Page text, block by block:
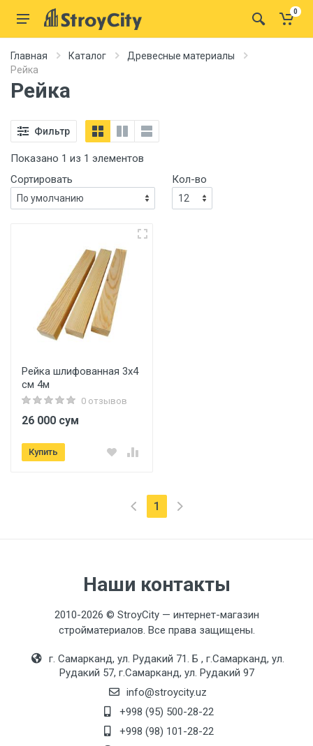
0
Главная Каталог
Древесные материалы
Рейка
Рейка
Фильтр
Показано 1 из 1 элементов
Сортировать
Кол-во
Рейка шлифованная 3х4
см 4м
0 отзывов
26 000 сум
Купить
1 (текущая)
Наши контакты
2010-2026 © StroyCity — интернет-магазин
стройматериалов. Все права защищены.
г. Самарканд, ул. Рудакий 71. Б , г.Самарканд, ул.
Рудакий 57, г.Самарканд, ул. Рудакий 97
info@stroycity.uz
+998 (95) 500-28-22
+998 (98) 101-28-22